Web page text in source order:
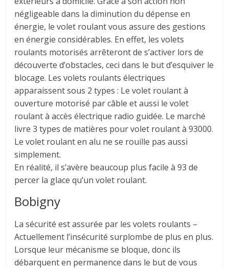
négligeable dans la diminution du dépense en
énergie, le volet roulant vous assure des gestions
en énergie considérables. En effet, les volets
roulants motorisés arrêteront de s’activer lors de
découverte d’obstacles, ceci dans le but d’esquiver le
blocage. Les volets roulants électriques
apparaissent sous 2 types : Le volet roulant à
ouverture motorisé par câble et aussi le volet
roulant à accès électrique radio guidée. Le marché
livre 3 types de matières pour volet roulant à 93000.
Le volet roulant en alu ne se rouille pas aussi
simplement.
En réalité, il s’avère beaucoup plus facile à 93 de
percer la glace qu’un volet roulant.
Bobigny
La sécurité est assurée par les volets roulants –
Actuellement l’insécurité surplombe de plus en plus.
Lorsque leur mécanisme se bloque, donc ils
débarquent en permanence dans le but de vous